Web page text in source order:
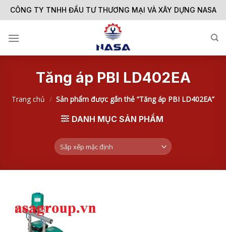
Skip
to
CÔNG TY TNHH ĐẦU TƯ THƯƠNG MẠI VÀ XÂY DỰNG NASA
Tăng áp PBI LD402EA
Trang chủ / Sản phẩm được gắn thẻ “Tăng áp PBI LD402EA”
DANH MỤC SẢN PHẨM